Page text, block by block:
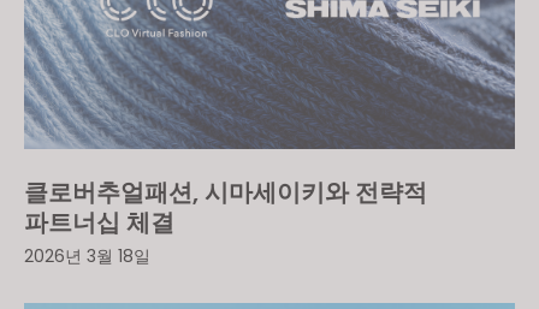
클로버추얼패션, 시마세이키와 전략적
파트너십 체결
2026년 3월 18일